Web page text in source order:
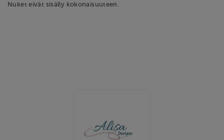
Nuket eivät sisälly kokonaisuuteen.